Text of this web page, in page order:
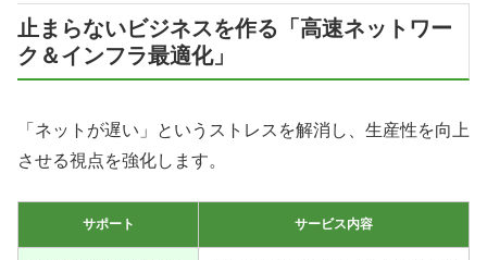
止まらないビジネスを作る「高速ネットワー
ク＆インフラ最適化」
「ネットが遅い」というストレスを解消し、生産性を向上
させる視点を強化します。
サポート サービス内容